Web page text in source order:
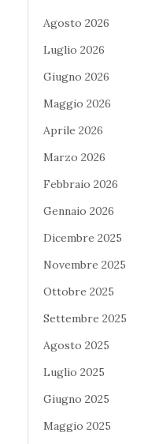
Agosto 2026
Luglio 2026
Giugno 2026
Maggio 2026
Aprile 2026
Marzo 2026
Febbraio 2026
Gennaio 2026
Dicembre 2025
Novembre 2025
Ottobre 2025
Settembre 2025
Agosto 2025
Luglio 2025
Giugno 2025
Maggio 2025